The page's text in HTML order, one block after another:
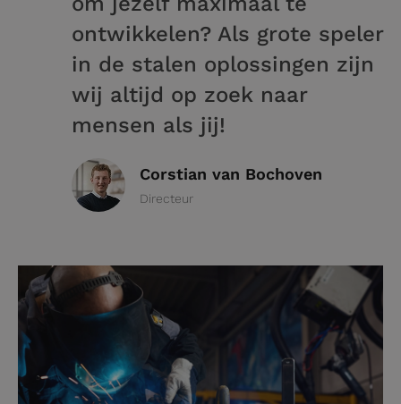
ontwikkelen? Als grote speler
in de stalen oplossingen zijn
wij altijd op zoek naar
mensen als jij!
Corstian van Bochoven
Directeur